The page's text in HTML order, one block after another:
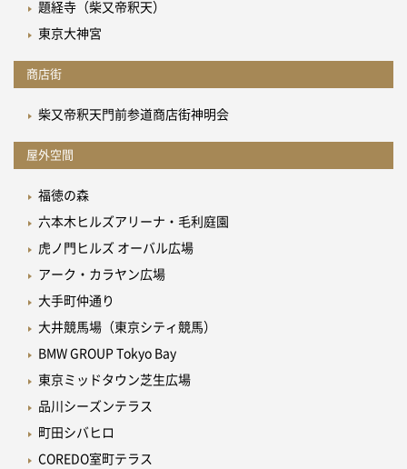
題経寺（柴又帝釈天）
東京大神宮
商店街
柴又帝釈天門前参道商店街神明会
屋外空間
福徳の森
六本木ヒルズアリーナ・毛利庭園
虎ノ門ヒルズ オーバル広場
アーク・カラヤン広場
大手町仲通り
大井競馬場（東京シティ競馬）
BMW GROUP Tokyo Bay
東京ミッドタウン芝生広場
品川シーズンテラス
町田シバヒロ
COREDO室町テラス